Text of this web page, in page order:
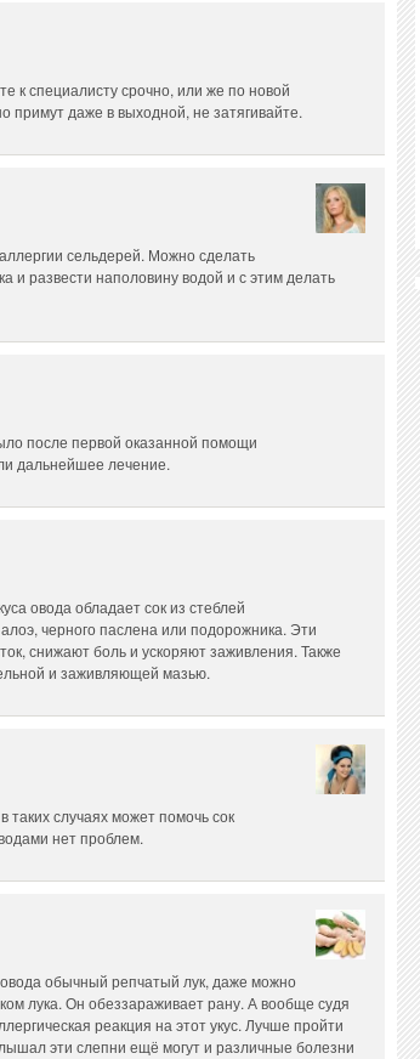
к специалисту срочно, или же по новой
примут даже в выходной, не затягивайте.
сельдерей. Можно сделать
и развести наполовину водой и с этим делать
после первой оказанной помощи
дальнейшее лечение.
овода обладает сок из стеблей
черного паслена или подорожника. Эти
снижают боль и ускоряют заживления. Также
и заживляющей мазью.
таких случаях может помочь сок
нет проблем.
обычный репчатый лук, даже можно
лука. Он обеззараживает рану. А вообще судя
реакция на этот укус. Лучше пройти
эти слепни ещё могут и различные болезни